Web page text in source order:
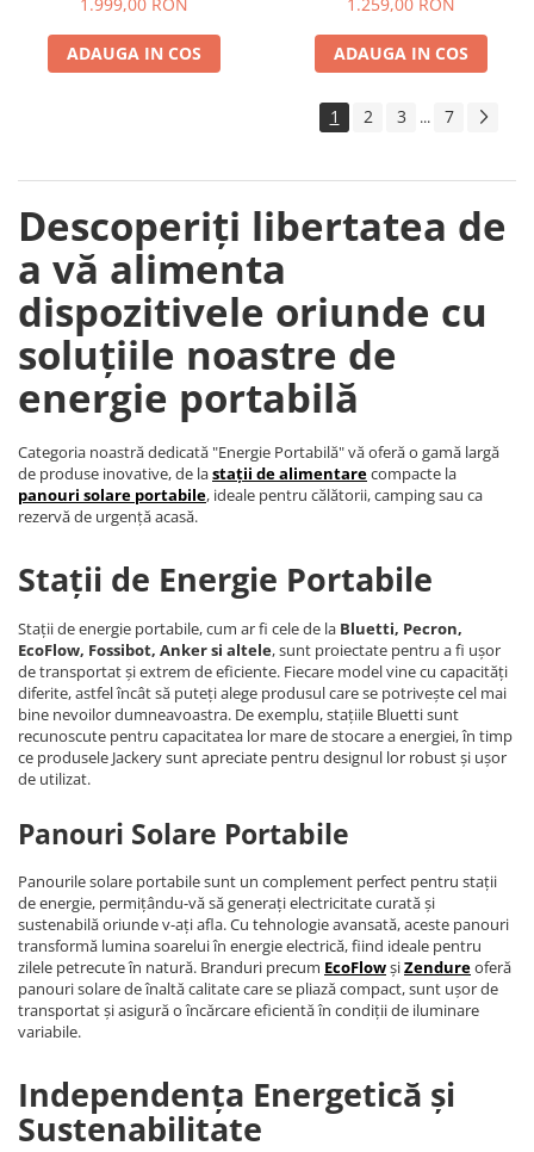
ADAUGA IN COS ADAUGA IN COS
1 2 3 ... 7
Descoperiți libertatea de
a vă alimenta
dispozitivele oriunde cu
soluțiile noastre de
energie portabilă
Categoria noastră dedicată "Energie Portabilă" vă oferă o gamă largă
de produse inovative, de lastații de alimentarecompacte la
panouri solare portabile, ideale pentru călătorii, camping sau ca
rezervă de urgență acasă.
Stații de Energie Portabile
Stații de energie portabile, cum ar fi cele de la Bluetti, Pecron,
EcoFlow, Fossibot, Anker si altele, sunt proiectate pentru a fi ușor
de transportat și extrem de eficiente. Fiecare model vine cu capacități
diferite, astfel încât să puteți alege produsul care se potrivește cel mai
bine nevoilor dumneavoastra. De exemplu, stațiile Bluetti sunt
recunoscute pentru capacitatea lor mare de stocare a energiei, în timp
ce produsele Jackery sunt apreciate pentru designul lor robust și ușor
de utilizat.
Panouri Solare Portabile
Panourile solare portabile sunt un complement perfect pentru stații
de energie, permițându-vă să generați electricitate curată și
sustenabilă oriunde v-ați afla. Cu tehnologie avansată, aceste panouri
transformă lumina soarelui în energie electrică, fiind ideale pentru
zilele petrecute în natură. Branduri precum EcoFlowșiZendureoferă
panouri solare de înaltă calitate care se pliază compact, sunt ușor de
transportat și asigură o încărcare eficientă în condiții de iluminare
variabile.
Independența Energetică și
Sustenabilitate